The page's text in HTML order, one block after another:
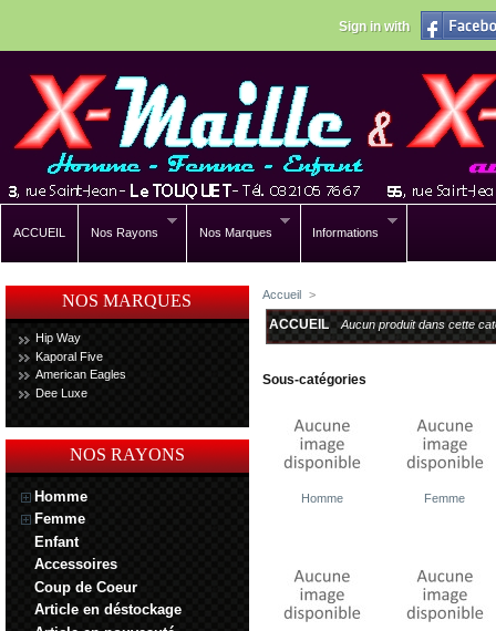
Sign in with
ACCUEIL Nos Rayons Nos Marques Informations
NOS MARQUES
Hip Way
Kaporal Five
American Eagles
Dee Luxe
NOS RAYONS
Homme
Femme
Enfant
Accessoires
Coup de Coeur
Article en déstockage
Accueil >
ACCUEIL Aucun produit dans cette
Sous-catégories
Homme Femme